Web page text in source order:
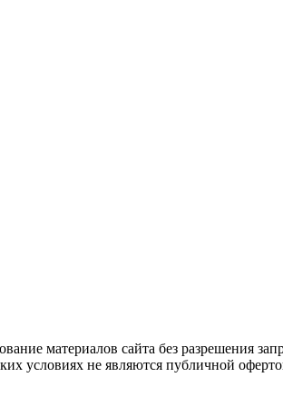
материалов сайта без разрешения
условиях не являются публичной